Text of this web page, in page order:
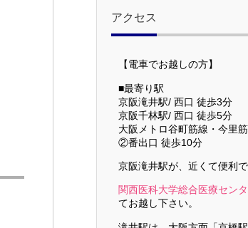
アクセス
【電車でお越しの方】
■最寄り駅
京阪滝井駅/ 西口 徒歩3分
京阪千林駅/ 西口 徒歩5分
大阪メトロ谷町筋線・今里
②番出口 徒歩10分
京阪滝井駅が、近くて便利で
関西医科大学総合医療セン
てお越し下さい。